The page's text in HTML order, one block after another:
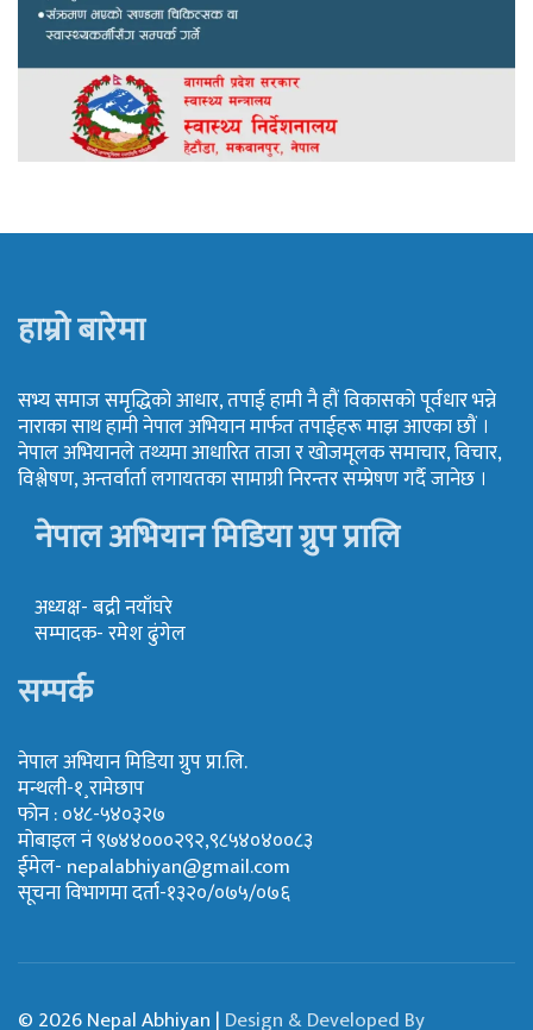
हाम्रो बारेमा
सभ्य समाज समृद्धिको आधार, तपाई हामी नै हौं विकासको पूर्वधार भन्ने
नाराका साथ हामी नेपाल अभियान मार्फत तपाईहरू माझ आएका छौं ।
नेपाल अभियानले तथ्यमा आधारित ताजा र खोजमूलक समाचार, विचार,
विश्लेषण, अन्तर्वार्ता लगायतका सामाग्री निरन्तर सम्प्रेषण गर्दै जानेछ ।
नेपाल अभियान मिडिया ग्रुप प्रालि
अध्यक्ष- बद्री नयाँघरे
सम्पादक- रमेश ढुंगेल
सम्पर्क
नेपाल अभियान मिडिया ग्रुप प्रा.लि.
मन्थली-१¸रामेछाप
फोन : ०४८-५४०३२७
मोबाइल नं ९७४४०००२९२,९८५४०४००८३
ईमेल- nepalabhiyan@gmail.com
सूचना विभागमा दर्ता-१३२०/०७५/०७६
© 2026 Nepal Abhiyan | Design & Developed By